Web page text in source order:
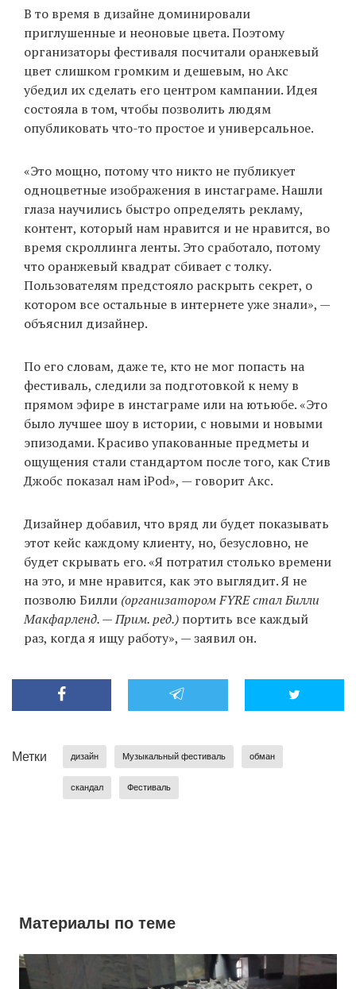
В то время в дизайне доминировали
приглушенные и неоновые цвета. Поэтому
организаторы фестиваля посчитали оранжевый
цвет слишком громким и дешевым, но Акс
убедил их сделать его центром кампании. Идея
состояла в том, чтобы позволить людям
опубликовать что-то простое и универсальное.
«Это мощно, потому что никто не публикует
одноцветные изображения в инстаграме. Нашли
глаза научились быстро определять рекламу,
контент, который нам нравится и не нравится, во
время скроллинга ленты. Это сработало, потому
что оранжевый квадрат сбивает с толку.
Пользователям предстояло раскрыть секрет, о
котором все остальные в интернете уже знали», —
объяснил дизайнер.
По его словам, даже те, кто не мог попасть на
фестиваль, следили за подготовкой к нему в
прямом эфире в инстаграме или на ютьюбе. «Это
было лучшее шоу в истории, с новыми и новыми
эпизодами. Красиво упакованные предметы и
ощущения стали стандартом после того, как Стив
Джобс показал нам iPod», — говорит Акс.
Дизайнер добавил, что вряд ли будет показывать
этот кейс каждому клиенту, но, безусловно, не
будет скрывать его. «Я потратил столько времени
на это, и мне нравится, как это выглядит. Я не
позволю Билли (организатором FYRE стал Билли
Макфарленд. — Прим. ред.) портить все каждый
раз, когда я ищу работу», — заявил он.
Метки дизайн Музыкальный фестиваль обман
скандал Фестиваль
Материалы по теме